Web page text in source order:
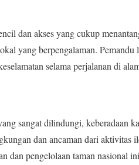
dan akses yang cukup
yang berpengalaman.
selama perjalanan di
sangat dilindungi, keberadaan
dan ancaman dari aktivitas
dan pengelolaan taman nasional